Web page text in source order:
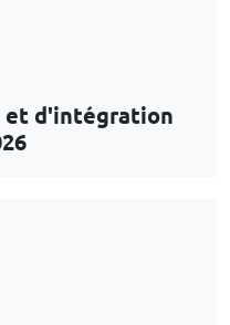
et d'intégration